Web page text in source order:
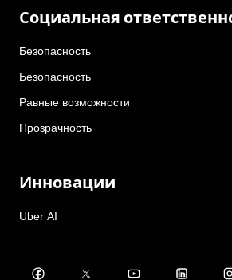
Социальная
Безопасность
Безопасность
Равные возможности
Прозрачность
Инновации
Uber AI